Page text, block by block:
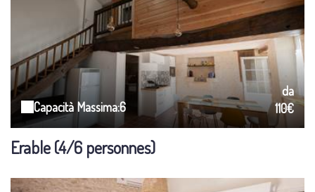
da
110€
Capacità Massima:6
Erable (4/6 personnes)